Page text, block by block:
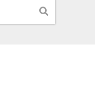
Cerca